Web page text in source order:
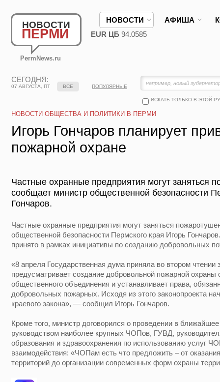
НОВОСТИ
ПЕРМИ
PermNews.ru
НОВОСТИ АФИША
EUR ЦБ 94.0585
СЕГОДНЯ:
07 АВГУСТА, ПТ
ИСКАТЬ ТОЛЬКО В ЭТОЙ
ВСЕ ПОПУЛЯРНЫЕ
НОВОСТИ ОБЩЕСТВА И ПОЛИТИКИ В ПЕРМИ
Игорь Гончаров планирует
пожарной охране
Частные охранные предприятия могут заняться
сообщает министр общественной безопасности
Гончаров.
Частные охранные предприятия могут заняться
общественной безопасности Пермского края Игорь
принято в рамках инициативы по созданию добровольных
«8 апреля Государственная дума приняла во втором чтении
предусматривает создание добровольной пожарной
общественного объединения и устанавливает права,
добровольных пожарных. Исходя из этого законопроекта
краевого закона», — сообщил Игорь Гончаров.
Кроме того, министр договорился о проведении в
руководством наиболее крупных ЧОПов, ГУВД,
образования и здравоохранения по использованию услуг
взаимодействия: «ЧОПам есть что предложить – от
территорий до организации современных форм охраны